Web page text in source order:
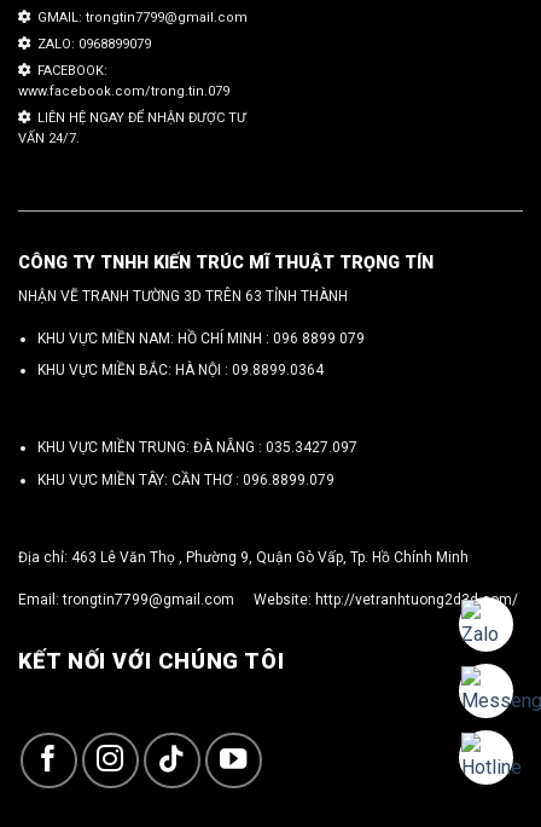
GMAIL: trongtin7799@gmail.com
ZALO: 0968899079
FACEBOOK:
www.facebook.com/trong.tin.079
LIÊN HỆ NGAY ĐỂ NHẬN ĐƯỢC TƯ
VẤN 24/7.
CÔNG TY TNHH KIẾN TRÚC MĨ THUẬT TRỌNG TÍN
NHẬN VẼ TRANH TƯỜNG 3D TRÊN 63 TỈNH THÀNH
KHU VỰC MIỀN NAM: HỒ CHÍ MINH : 096 8899 079
KHU VỰC MIỀN BẮC: HÀ NỘI : 09.8899.0364
KHU VỰC MIỀN TRUNG: ĐÀ NẴNG : 035.3427.097
KHU VỰC MIỀN TÂY: CẦN THƠ : 096.8899.079
Địa chỉ: 463 Lê Văn Thọ , Phường 9, Quận Gò Vấp, Tp. Hồ Chính Minh
Email:trongtin7799@gmail.com Website: http://vetranhtuong2d3d.com/
KẾT NỐI VỚI CHÚNG TÔI